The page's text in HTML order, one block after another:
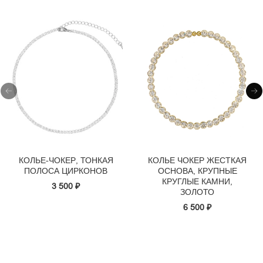
КОЛЬЕ-ЧОКЕР, ТОНКАЯ
ПОЛОСА ЦИРКОНОВ
3 500 ₽
КОЛЬЕ ЧОКЕР ЖЕСТКАЯ
ОСНОВА, КРУПНЫЕ
КРУГЛЫЕ КАМНИ,
ЗОЛОТО
6 500 ₽